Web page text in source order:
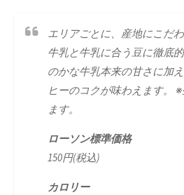
エリアごとに、産地にこだ
牛乳と牛乳に合う豆に徹底
のかな牛乳本来の甘さに加
ヒーのコクが味わえます。
ます。
ローソン標準価格
150円(税込)
カロリー